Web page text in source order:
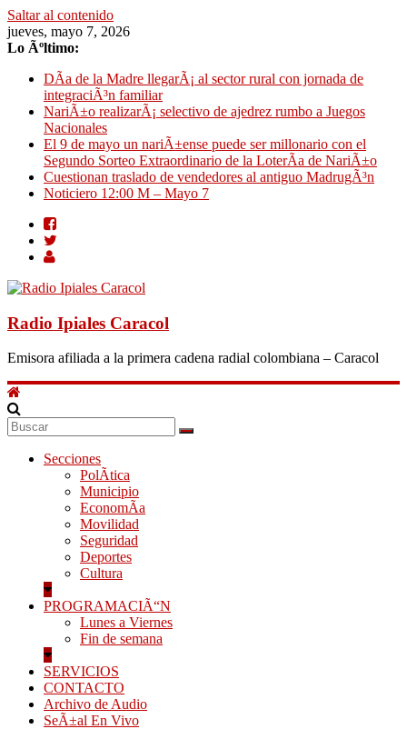
Saltar al contenido
jueves, mayo 7, 2026
Lo Ãºltimo:
DÃ­a de la Madre llegarÃ¡ al sector rural con jornada de
integraciÃ³n familiar
NariÃ±o realizarÃ¡ selectivo de ajedrez rumbo a Juegos
Nacionales
El 9 de mayo un nariÃ±ense puede ser millonario con el
Segundo Sorteo Extraordinario de la LoterÃ­a de NariÃ±o
Cuestionan traslado de vendedores al antiguo MadrugÃ³n
Noticiero 12:00 M – Mayo 7
Radio Ipiales Caracol
Emisora afiliada a la primera cadena radial colombiana – Caracol
Secciones
PolÃ­tica
Municipio
EconomÃ­a
Movilidad
Seguridad
Deportes
Cultura
PROGRAMACIÃ“N
Lunes a Viernes
Fin de semana
SERVICIOS
CONTACTO
Archivo de Audio
SeÃ±al En Vivo